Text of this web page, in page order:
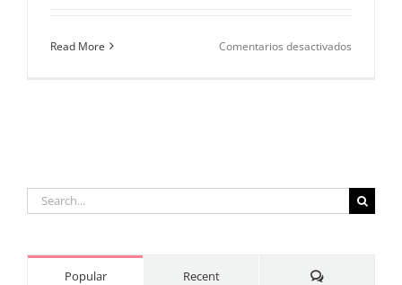
Read More Comentarios desactivados
Search
for:
Popular Recent Comments